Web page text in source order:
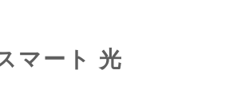
マート 光